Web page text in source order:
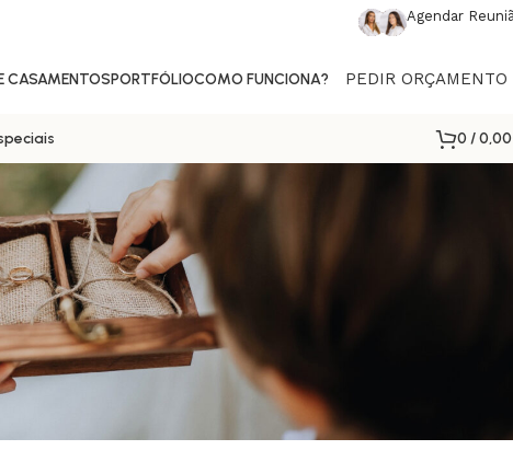
Agendar
CASAMENTOSPORTFÓLIOCOMO FUNCIONA? PEDIR ORÇAMENTO
0 /